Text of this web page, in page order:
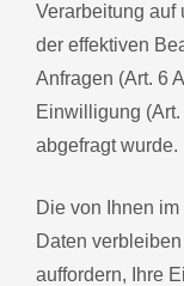
Verarbeitung auf
der effektiven
Anfragen (Art. 6
Einwilligung
abgefragt wurde.
Die von Ihnen
Daten
auffordern, Ihre